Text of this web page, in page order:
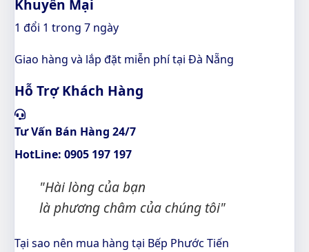
Khuyến Mại
1 đổi 1 trong 7 ngày
Giao hàng và lắp đặt miễn phí tại Đà Nẵng
Hỗ Trợ Khách Hàng
Tư Vấn Bán Hàng 24/7
HotLine: 0905 197 197
"Hài lòng của bạn
là phương châm của chúng tôi"
Tại sao nên mua hàng tại Bếp Phước Tiến